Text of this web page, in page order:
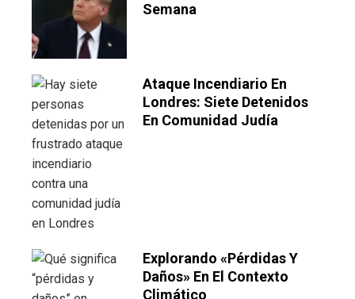
Semana
Ataque Incendiario En
Londres: Siete Detenidos
En Comunidad Judía
Explorando «pérdidas Y
Daños» En El Contexto
Climático